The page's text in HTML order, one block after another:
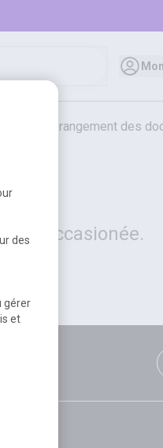
et rangement des
occasionée.
des
gérer
et